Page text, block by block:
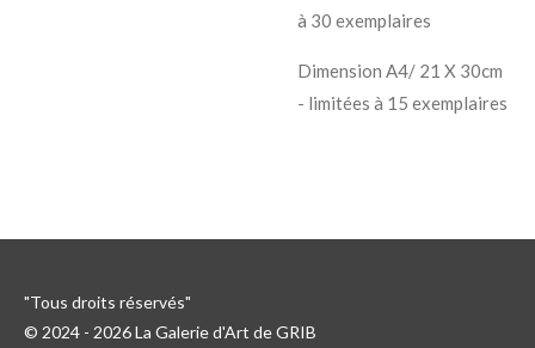
à 30 exemplaires
Dimension A4/ 21 X 30cm
- limitées à 15 exemplaires
"Tous droits réservés"
© 2024 - 2026 La Galerie d'Art de GRIB